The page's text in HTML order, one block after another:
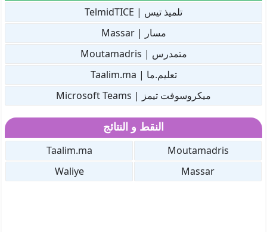
تلميذ تيس | TelmidTICE
مسار | Massar
متمدرس | Moutamadris
تعليم.ما | Taalim.ma
ميكروسوفت تيمز | Microsoft Teams
النقط و النتائج
Moutamadris
Taalim.ma
Massar
Waliye